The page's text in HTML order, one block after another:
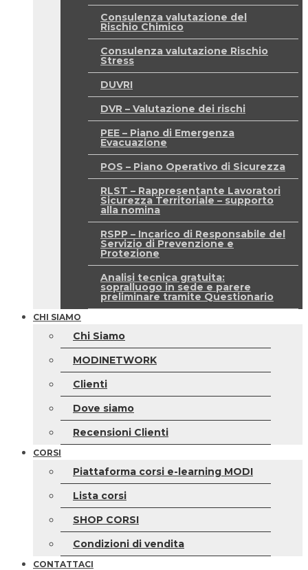
Consulenza valutazione del
Rischio Chimico
Consulenza valutazione Rischio
Stress
DUVRI
DVR – Valutazione dei rischi
PEE – Piano di Emergenza
Evacuazione
POS – Piano Operativo di Sicurezza
RLST – Rappresentante Lavoratori
Sicurezza Territoriale – supporto
alla nomina
RSPP – Incarico di Responsabile del
Servizio di Prevenzione e
Protezione
Analisi tecnica gratuita:
sopralluogo in sede e parere
preliminare tramite Questionario
CHI SIAMO
Chi Siamo
MODINETWORK
Clienti
Dove siamo
Recensioni Clienti
CORSI
Piattaforma corsi e-learning MODI
Lista corsi
SHOP CORSI
Condizioni di vendita
CONTATTACI